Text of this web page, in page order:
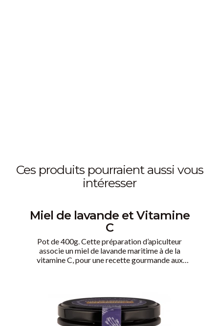
ces produits pourraient aussi vous
intéresser
Miel de lavande et Vitamine
C
Pot de 400g. Cette préparation d’apiculteur
associe un miel de lavande maritime à de la
vitamine C, pour une recette gourmande aux